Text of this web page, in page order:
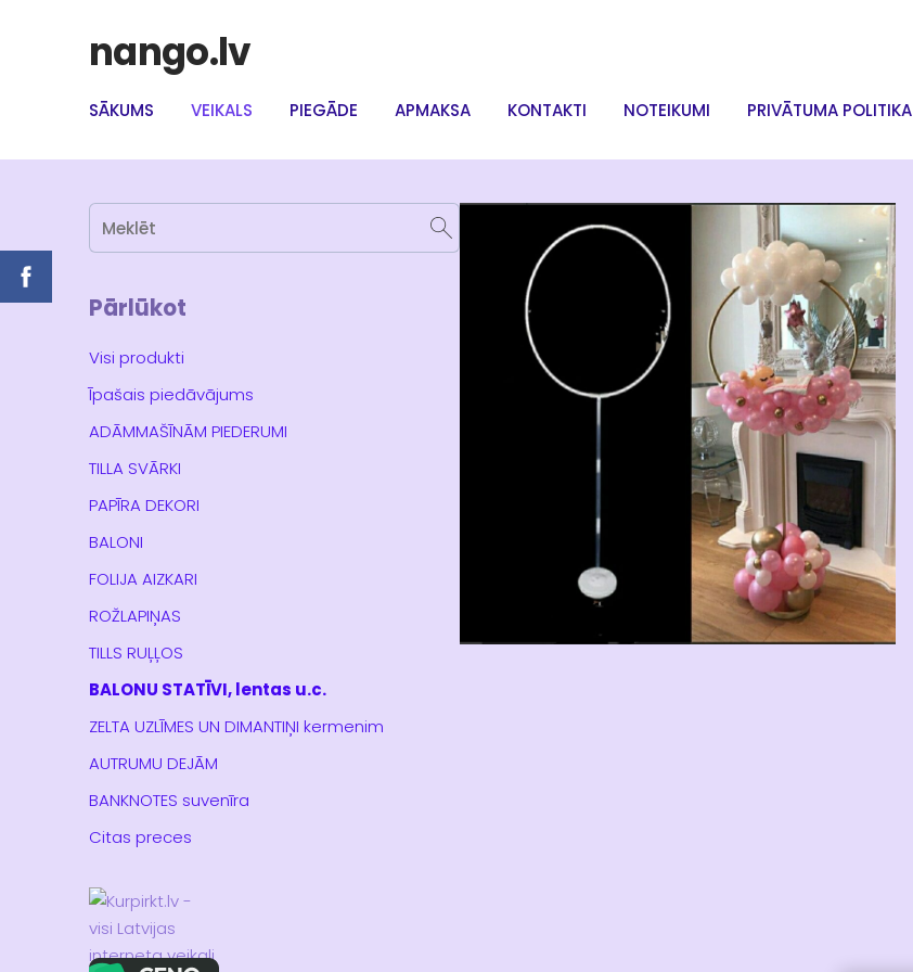
nango.lv
SĀKUMS VEIKALS PIEGĀDE APMAKSA KONTAKTI NOTEIKUMI PRIVĀTUMA POLITIKA
Pārlūkot
Visi produkti
Īpašais piedāvājums
ADĀMMAŠĪNĀM PIEDERUMI
TILLA SVĀRKI
PAPĪRA DEKORI
BALONI
FOLIJA AIZKARI
ROŽLAPIŅAS
TILLS RUĻĻOS
BALONU STATĪVI, lentas u.c.
ZELTA UZLĪMES UN DIMANTIŅI kermenim
AUTRUMU DEJĀM
BANKNOTES suvenīra
Citas preces